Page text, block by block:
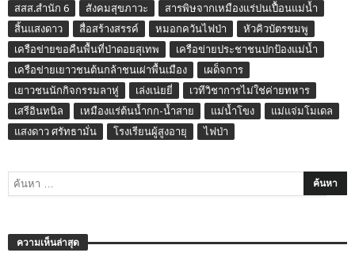
สสส.สำนัก 6
สังคมสุขภาวะ
สารพิษจากเหมืองแร่ปนเปื้อนแม่น้ำ
สิ้นแสงดาว
สื่อสร้างสรรค์ หมอกควันไฟป่า
หัวคิวบัตรชมพู
เครือข่ายขอคืนพื้นที่ป่าดอยสุเทพ
เครือข่ายประชาชนปกป้องแม่น้ำ
เครือข่ายเยาวชนต้นกล้าชนเผ่าพื้นเมือง
เผด็จการ
เยาวชนนักกิจกรรมลาหู่
เล่งเน่ยยี่
เวทีวิชาการไม่ใช่ค่ายทหาร
เสรีอินทนิล
เหมืองแร่ต้นน้ำกก-น้ำสาย แม่น้ำโขง
แม่แจ่มโมเดล
แสงดาว ศรัทธามั่น
โรงเรียนผู้สูงอายุ ไฟป่า
ความเห็นล่าสุด